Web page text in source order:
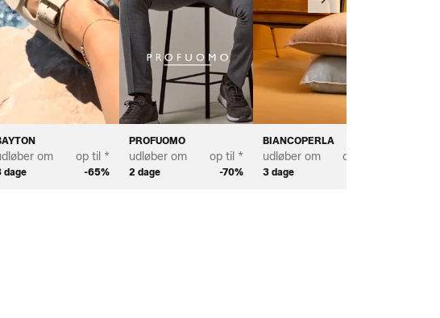
om
dage
op til *
-65%
PROFUOMO
udløber om
2 dage
op til *
-70%
BIANCOPERLA
udløber om
3 dage
op til *